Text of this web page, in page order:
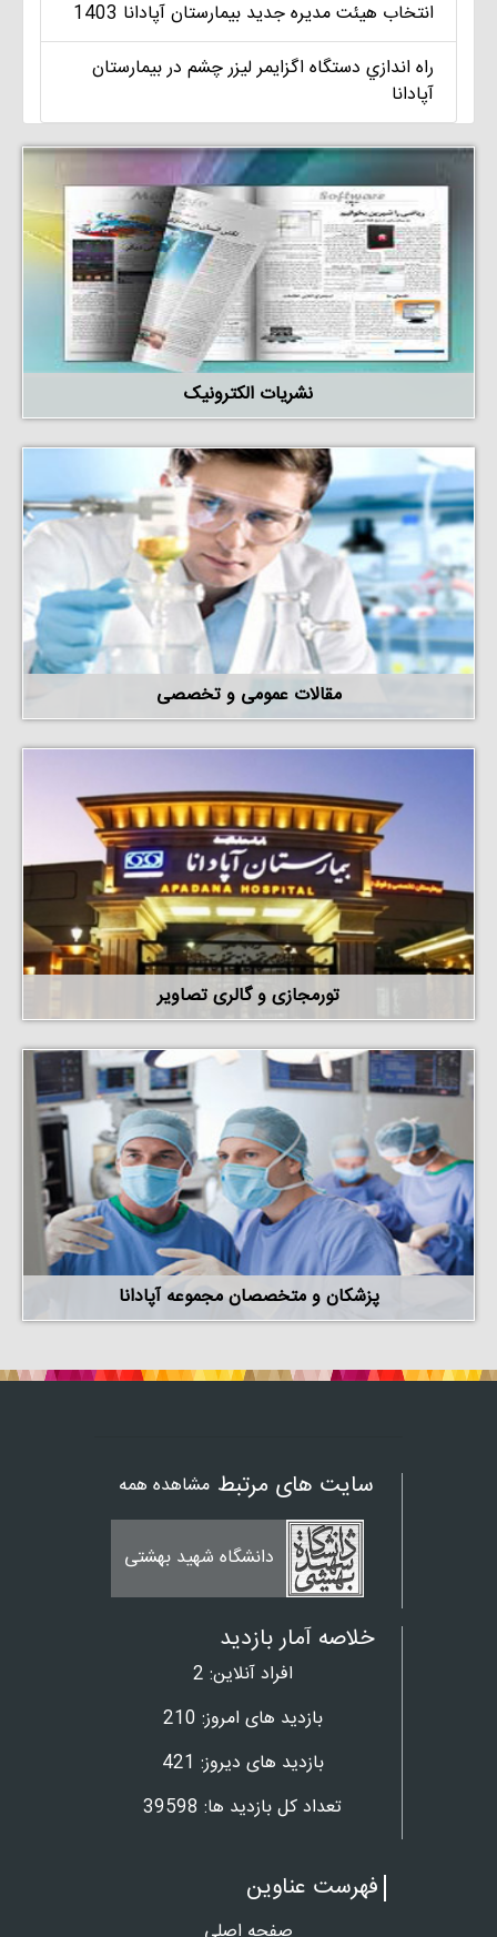
انتخاب هيئت مديره جديد بيمارستان آپادانا 1403
راه اندازي دستگاه اگزايمر ليزر چشم در بيمارستان
آپادانا
نشریات الکترونیک
مقالات عمومی و تخصصی
تورمجازی و گالری تصاویر
پزشکان و متخصصان مجموعه آپادانا
سایت های مرتبط مشاهده همه
دانشگاه شهید بهشتی
بانک تخصصی فیلم
پزشکی
خلاصه آمار بازدید
افراد آنلاین: 2
بازدید های امروز: 210
بازدید های دیروز: 421
تعداد کل بازدید ها: 39598
فهرست عناوین